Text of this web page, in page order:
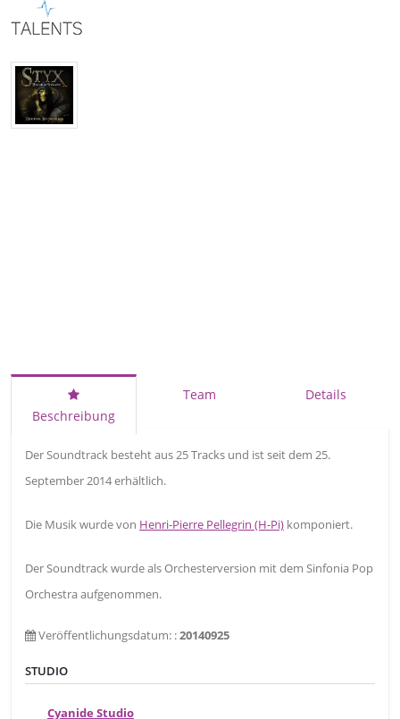
Beschreibung
Team Details
Der Soundtrack besteht aus 25 Tracks und ist seit dem 25.
September 2014 erhältlich.
Die Musik wurde von Henri-Pierre Pellegrin (H-Pi) komponiert.
Der Soundtrack wurde als Orchesterversion mit dem Sinfonia Pop
Orchestra aufgenommen.
Veröffentlichungsdatum: :20140925
STUDIO
Cyanide Studio